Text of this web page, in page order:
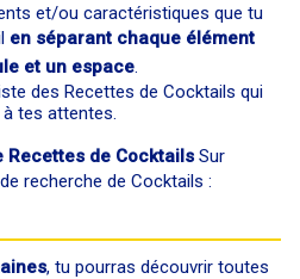
et/ou caractéristiques que tu
en séparant chaque élément
et un espace.
des Recettes de Cocktails qui
tes attentes.
Recettes de Cocktails Sur
recherche de Cocktails :
, tu pourras découvrir toutes